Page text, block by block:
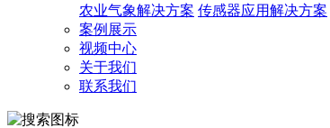
农业气象解决方案 传感器应用解决方案
案例展示
视频中心
关于我们
联系我们